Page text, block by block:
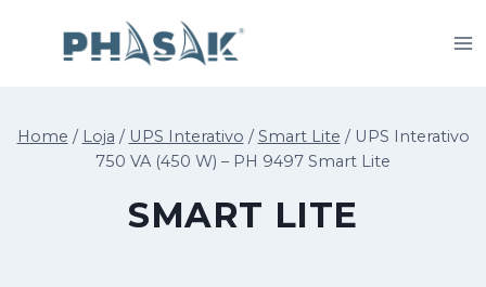
Home / Loja / UPS Interativo / Smart Lite / UPS Interativo
750 VA (450 W) – PH 9497 Smart Lite
SMART LITE